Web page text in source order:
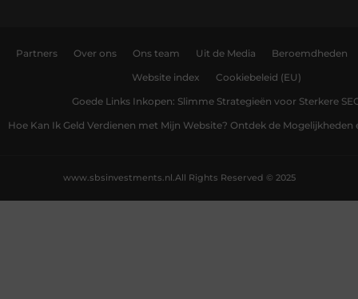
Partners Over ons Ons team Uit de Media Beroemdheden
Website index Cookiebeleid (EU)
Goede Links Inkopen: Slimme Strategieën voor Sterkere
Hoe Kan Ik Geld Verdienen met Mijn Website? Ontdek de Mogelijkheden
All Rights Reserved © 2025
www.sbsinvestments.nl.